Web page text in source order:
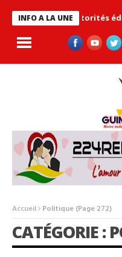
INFO A LA UNE
autorités éducatives
Accueil Politique (Page 272)
CATÉGORIE :